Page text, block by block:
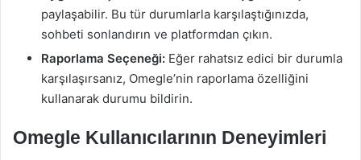
paylaşabilir. Bu tür durumlarla karşılaştığınızda,
sohbeti sonlandırın ve platformdan çıkın.
Raporlama Seçeneği: Eğer rahatsız edici bir durumla
karşılaşırsanız, Omegle’nin raporlama özelliğini
kullanarak durumu bildirin.
Omegle Kullanıcılarının Deneyimleri